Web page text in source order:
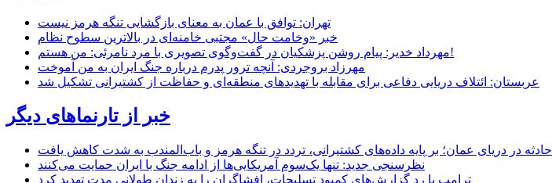
تهران: توافق با عمان به معنای بازگشایی تنگه هرمز نیست
خبر «وخامت حال» مجتبی خامنه‌ای در بالاترین سطوح نظام
مهرداد خدیر: پیام روشن پزشکیان در گفت‌و‌گوی تصویری با مرد نامرئی: من هستم!
مهرزاد بروجردی: آنچه ترور پدرم درباره جنگ ایران به من آموخت
عربستان: ائتلاف دریایی دفاعی برای مقابله با تهدیدهای منطقه‌ای و حفاظت از کشتیرانی تشکیل شد
خبر از تارنماهای دیگر
حادثه در دریای عمان؛ بر پایه داده‌های کشتیرانی، تردد در تنگه هرمز و باب‌المندب به شدت کاهش یافت
نظرسنجی جدید: تنها یک‌سوم آمریکایی‌ها از ادامه جنگ با ایران حمایت می‌کنند
ترامپ با رد گزارش‌های کمبود تسلیحات، افشاگران را به زندان طولانی مدت تهدید کرد